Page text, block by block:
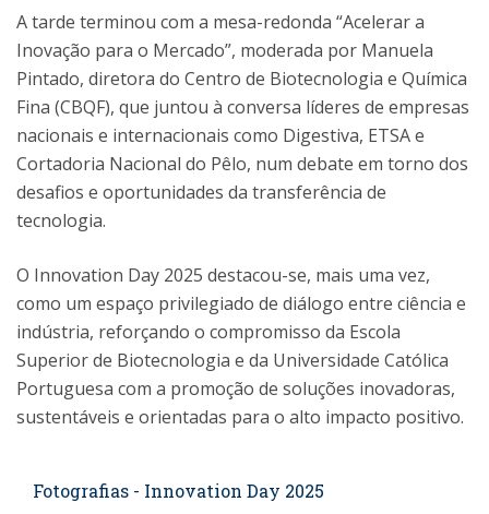
A tarde terminou com a mesa-redonda “Acelerar a
Inovação para o Mercado”, moderada por Manuela
Pintado, diretora do Centro de Biotecnologia e Química
Fina (CBQF), que juntou à conversa líderes de empresas
nacionais e internacionais como Digestiva, ETSA e
Cortadoria Nacional do Pêlo, num debate em torno dos
desafios e oportunidades da transferência de
tecnologia.
O Innovation Day 2025 destacou-se, mais uma vez,
como um espaço privilegiado de diálogo entre ciência e
indústria, reforçando o compromisso da Escola
Superior de Biotecnologia e da Universidade Católica
Portuguesa com a promoção de soluções inovadoras,
sustentáveis e orientadas para o alto impacto positivo.
Fotografias - Innovation Day 2025